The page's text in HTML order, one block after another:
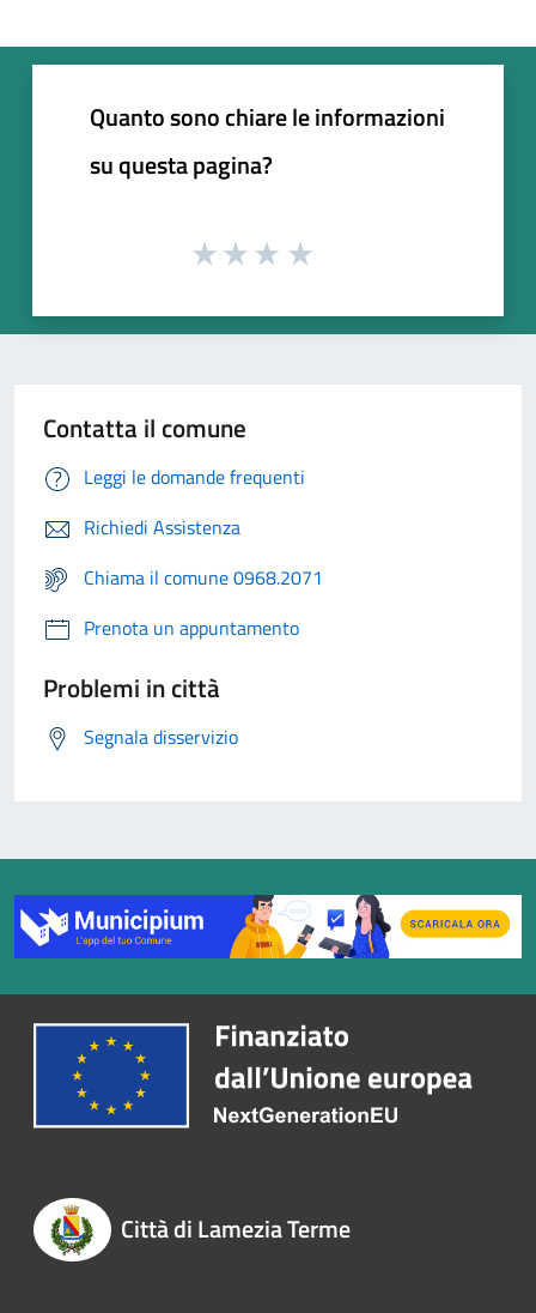
Quanto sono chiare le informazioni
su questa pagina?
Contatta il comune
Leggi le domande frequenti
Richiedi Assistenza
Chiama il comune 0968.2071
Prenota un appuntamento
Problemi in città
Segnala disservizio
Città di Lamezia Terme